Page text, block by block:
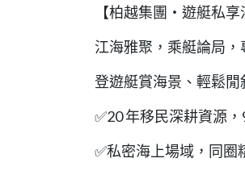
【柏越集團・遊艇私享
江海雅聚，乘艇論局
登遊艇賞海景、輕鬆
✅20 年移民深耕資源
✅私密海上場域，同圈